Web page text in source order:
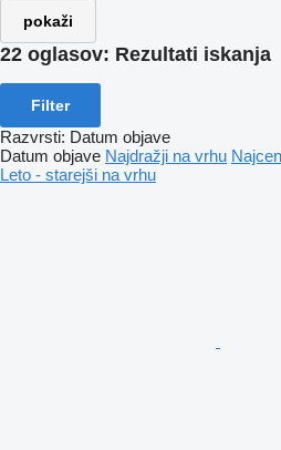
pokaži
22 oglasov: Rezultati iskanja
Filter
Razvrsti: Datum objave
Datum objave Najdražji na vrhu
Leto - starejši na vrhu